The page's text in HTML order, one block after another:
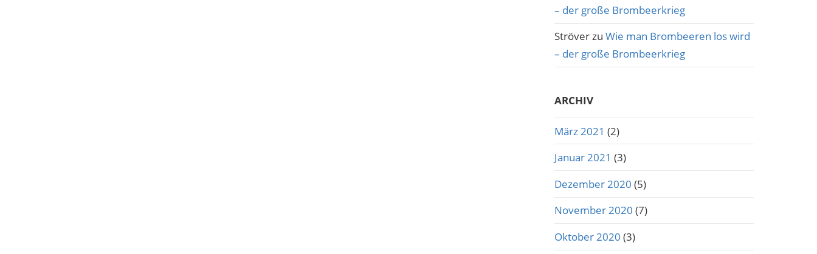
– der große Brombeerkrieg
Ströverzu Wie man Brombeeren los wird
– der große Brombeerkrieg
ARCHIV
März 2021 (2)
Januar 2021 (3)
Dezember 2020 (5)
November 2020 (7)
Oktober 2020 (3)